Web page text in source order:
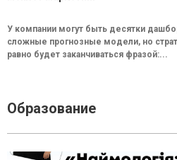
У компании могут быть десятки
сложные прогнозные модели, но
равно будет заканчиваться фразой:...
Образование